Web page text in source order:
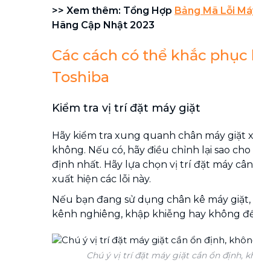
>> Xem thêm: Tổng Hợp Bảng Mã Lỗi
Hãng Cập Nhật 2023
Các cách có thể khắc
Toshiba
Kiểm tra vị trí đặt máy giặt
Hãy kiểm tra xung quanh chân máy giặt
không. Nếu có, hãy điều chỉnh lại sao
định nhất. Hãy lựa chọn vị trí đặt máy
xuất hiện các lỗi này.
Nếu bạn đang sử dụng chân kê máy
kênh nghiêng, khập khiễng hay không
Chú ý vị trí đặt máy giặt cần ổn định,